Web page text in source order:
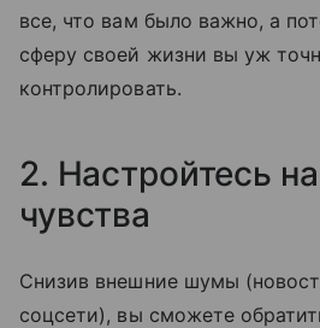
все, что вам было важно, а
сферу своей жизни вы уж
контролировать.
2. Настройтесь
чувства
Снизив внешние шумы
соцсети), вы сможете